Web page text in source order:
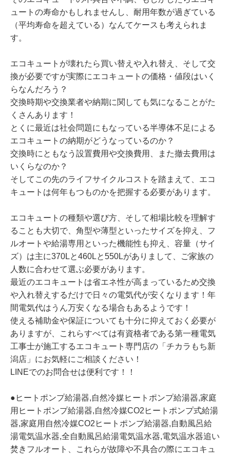
ュートの寿命かもしれませんし、耐用年数が過ぎている
（平均寿命を超えている）なんてケースも考えられま
す。
エコキュートが壊れたら買い替えや入れ替え、そして交
換が必要ですが実際にエコキュートの価格・値段はいく
らなんだろう？
交換時期や交換業者や納期に関しても気になることがた
くさんあります！
とくに最近は社会問題にもなっている半導体不足による
エコキュートの納期がどうなっているのか？
交換時にともなう設置費用や交換費用、また撤去費用は
いくらなのか？
そしてこの先のライフサイクルコストを踏まえて、エコ
キュートは何年もつものかを把握する必要があります。
エコキュートの種類や選び方、そして相場比較を理解す
ることも大切で、角型や薄型といったサイズを抑え、フ
ルオートや給湯専用といった機能性も抑え、容量（サイ
ズ）は主に370Lと460Lと550Lがありまして、ご家族の
人数に合わせて選ぶ必要があります。
最近のエコキュートは省エネ性が高まっているため交換
や入れ替えするだけで日々の電気代が安くなります！年
間電気代はうん万安くなる場合もあるようです！
使える補助金や保証についても十分に抑えておく必要が
ありますが、これらすべては有資格者である第一種電気
工事士が施工するエコキュート専門店の「チカラもち新
潟店」にお気軽にご相談ください！
LINEでのお問合せは便利です！！
●ヒートポンプ給湯器,自然冷媒ヒートポンプ給湯器,家庭
用ヒートポンプ給湯器,自然冷媒CO2ヒートポンプ式給湯
器,家庭用自然冷媒CO2ヒートポンプ給湯器,自動風呂給
湯電気温水器,全自動風呂給湯電気温水器,電気温水器追い
焚きフルオート、これらが故障や不具合の際にエコキュ